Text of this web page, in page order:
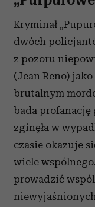
Kryminał
dwóch
z pozoru
(Jean Reno)
brutalnym
bada
zginęła w
czasie okazuje
wiele
prowadzić